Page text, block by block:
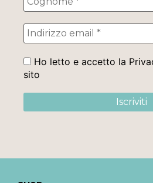
Ho letto e accetto la
sito